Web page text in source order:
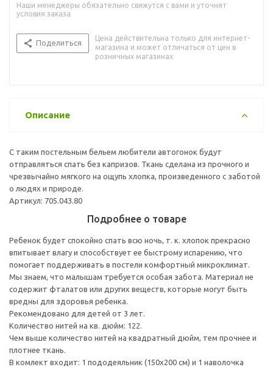
Наши менеджеры обязательно свяжутся с вами и уточнят
условия заказа
Поделиться
Цена действительна только для интернет-
магазина и может отличаться от цен в
розничных магазинах
Описание
С таким постельным бельем любители автогонок будут
отправляться спать без капризов. Ткань сделана из прочного и
чрезвычайно мягкого на ощупь хлопка, произведенного с заботой
о людях и природе.
Артикул: 705.043.80
Подробнее о товаре
Ребенок будет спокойно спать всю ночь, т. к. хлопок прекрасно
впитывает влагу и способствует ее быстрому испарению, что
помогает поддерживать в постели комфортный микроклимат.
Мы знаем, что малышам требуется особая забота. Материал не
содержит фталатов или других веществ, которые могут быть
вредны для здоровья ребенка.
Рекомендовано для детей от 3 лет.
Количество нитей на кв. дюйм: 122.
Чем выше количество нитей на квадратный дюйм, тем прочнее и
плотнее ткань.
В комлект входит: 1 пододеяльник (150x200 см) и 1 наволочка